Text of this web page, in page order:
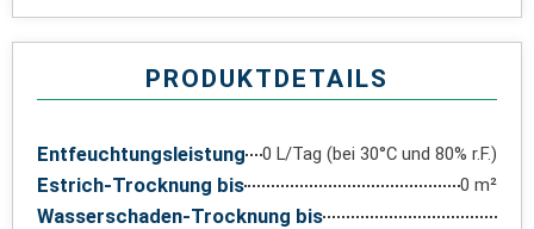
PRODUKTDETAILS
Entfeuchtungsleistung 0 L/Tag (bei 30°C und 80% r.F.)
Estrich-Trocknung bis 0 m²
Wasserschaden-Trocknung bis